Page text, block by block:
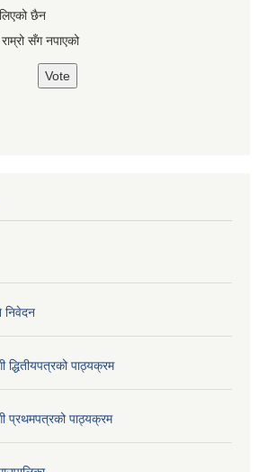
छैन
सँग नपाएको
निवेदन
पाठ्यक्रम
प्रथमपत्रको पाठ्यक्रम